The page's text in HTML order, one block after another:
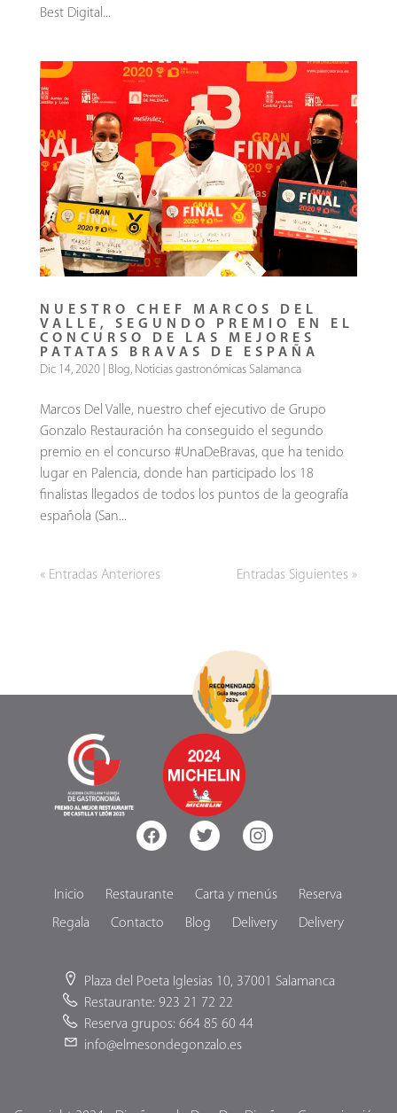
Best Digital...
NUESTRO CHEF MARCOS DEL
VALLE, SEGUNDO PREMIO EN EL
CONCURSO DE LAS MEJORES
PATATAS BRAVAS DE ESPAÑA
Dic 14, 2020| Blog, Noticias gastronómicas Salamanca
Marcos Del Valle, nuestro chef ejecutivo de Grupo
Gonzalo Restauración ha conseguido el segundo
premio en el concurso #UnaDeBravas, que ha tenido
lugar en Palencia, donde han participado los 18
finalistas llegados de todos los puntos de la geografía
española (San...
« Entradas Anteriores Entradas Siguientes »
facebook twitter instagram
Inicio Restaurante Carta y menús
Reserva
Regala
Contacto Blog Delivery Delivery
Plaza del Poeta Iglesias 10, 37001 Salamanca
Restaurante: 923 21 72 22
Reserva grupos: 664 85 60 44
info@elmesondegonzalo.es